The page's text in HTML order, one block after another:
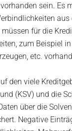
sein. Es
aus
für die
zum Beispiel
etc.
den viele
(KSV) und die
über die
Negative